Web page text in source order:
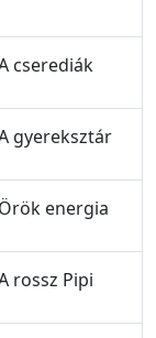
cserediák
gyereksztár
energia
rossz Pipi